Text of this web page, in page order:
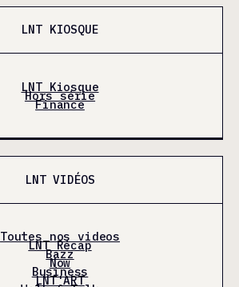
LNT KIOSQUE
LNT Kiosque
Hors série
Finance
LNT VIDÉOS
Toutes nos videos
LNT Récap
Bazz
Now
Business
LNT'ART